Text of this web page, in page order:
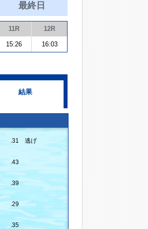
最終日
11R 12R
15:26 16:03
結果
.31 逃げ
.43
.39
.29
.35